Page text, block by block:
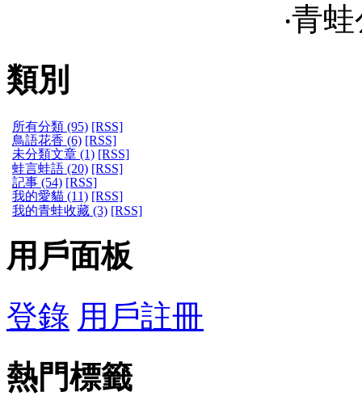
‧青
類別
所有分類 (95) [RSS]
鳥語花香 (6) [RSS]
未分類文章 (1) [RSS]
蛙言蛙語 (20) [RSS]
記事 (54) [RSS]
我的愛貓 (11) [RSS]
我的青蛙收藏 (3) [RSS]
用戶面板
登錄 用戶註冊
熱門標籤